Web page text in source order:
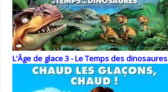
L'Âge de glace 3 - Le Temps des dinosaures